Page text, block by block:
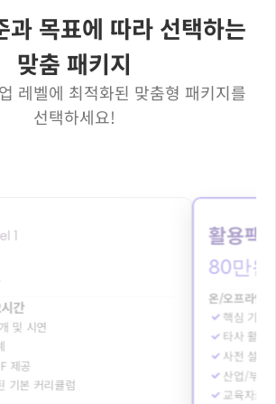
과 목표에 따라 선택하는
맞춤 패키지
레벨에 최적화된 맞춤형 패키지를
선택하세요!
1
간
및 시연
제공
기본 커리큘럼
활용팩
80만원
온/오프라인
핵심 기능
타사 활용
사전 설문
산업/부서
교육자료